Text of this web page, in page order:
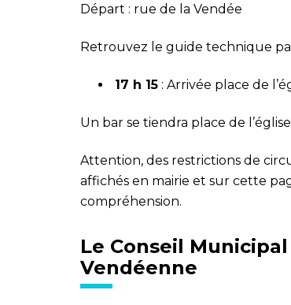
Départ : rue de la Vendée
Retrouvez le guide technique
17 h 15 : Arrivée place de
Un bar se tiendra place de
Attention, des restrictions de
affichés en mairie et sur cette
compréhension.
Le Conseil
Vendéenne